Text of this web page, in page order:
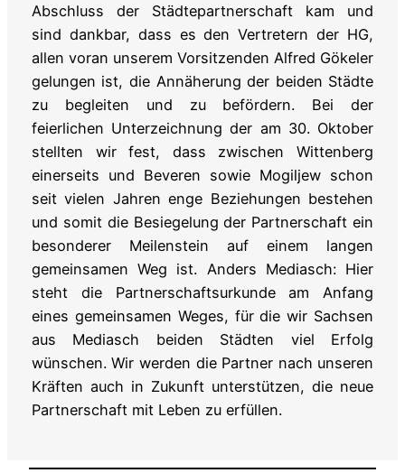
Abschluss der Städtepartnerschaft kam und
sind dankbar, dass es den Vertretern der HG,
allen voran unserem Vorsitzenden Alfred Gökeler
gelungen ist, die Annäherung der beiden Städte
zu begleiten und zu befördern. Bei der
feierlichen Unterzeichnung der am 30. Oktober
stellten wir fest, dass zwischen Wittenberg
einerseits und Beveren sowie Mogiljew schon
seit vielen Jahren enge Beziehungen bestehen
und somit die Besiegelung der Partnerschaft ein
besonderer Meilenstein auf einem langen
gemeinsamen Weg ist. Anders Mediasch: Hier
steht die Partnerschaftsurkunde am Anfang
eines gemeinsamen Weges, für die wir Sachsen
aus Mediasch beiden Städten viel Erfolg
wünschen. Wir werden die Partner nach unseren
Kräften auch in Zukunft unterstützen, die neue
Partnerschaft mit Leben zu erfüllen.